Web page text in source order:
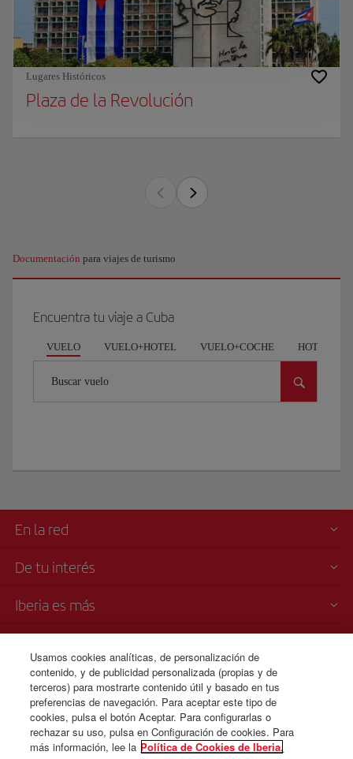
Lugares Históricos
Plaza de la Revolución
Documentación para viajes de turismo
Encuentra tu viaje a Cuba
VUELO VUELO+HOTEL VUELO+COCHE HOTEL
Buscar vuelo
En la red
De tu interés
Iberia es más
Venta telefónica
1 800 375 0049
Lunes a domingo 00:00 - 24:00 horas ( español e inglés).
Usamos cookies analíticas, de personalización de
contenido, y de publicidad personalizada (propias y de
terceros) para mostrarte contenido útil y basado en tus
preferencias de navegación. Para aceptar este tipo de
cookies, pulsa el botón Aceptar. Para configurarlas o
rechazar su uso, pulsa en Configuración de cookies. Para
más información, lee la Política de Cookies de Iberia.